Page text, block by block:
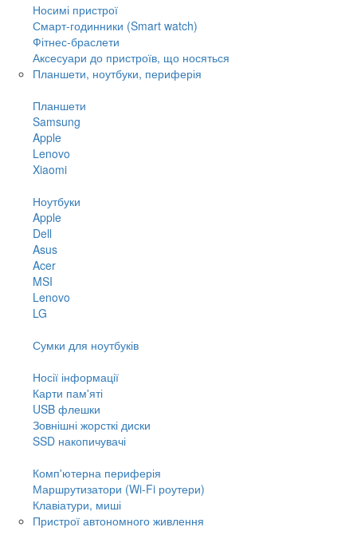
Носимі пристрої
Смарт-годинники (Smart watch)
Фітнес-браслети
Аксесуари до пристроїв, що носяться
Планшети, ноутбуки, периферія
Планшети
Samsung
Apple
Lenovo
Xiaomi
Ноутбуки
Apple
Dell
Asus
Acer
MSI
Lenovo
LG
Сумки для ноутбуків
Носії інформації
Карти пам'яті
USB флешки
Зовнішні жорсткі диски
SSD накопичувачі
Комп'ютерна периферія
Маршрутизатори (Wi-Fi роутери)
Клавіатури, миші
Пристрої автономного живлення